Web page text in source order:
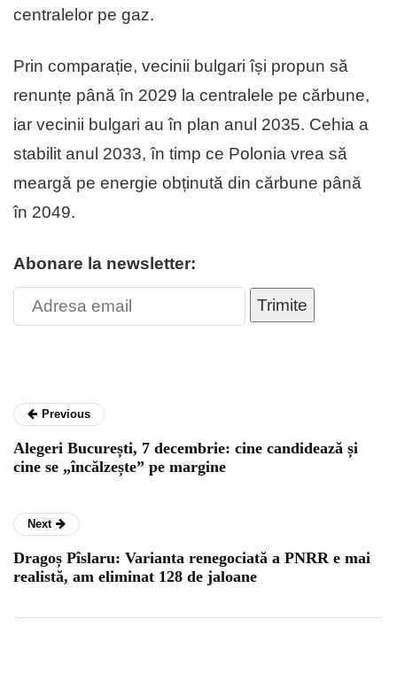
centralelor pe gaz.
Prin comparație, vecinii bulgari își propun să
renunțe până în 2029 la centralele pe cărbune,
iar vecinii bulgari au în plan anul 2035. Cehia a
stabilit anul 2033, în timp ce Polonia vrea să
meargă pe energie obținută din cărbune până
în 2049.
Abonare la newsletter:
Trimite
Previous
Alegeri București, 7 decembrie: cine candidează și
cine se „încălzește” pe margine
Next
Dragoș Pîslaru: Varianta renegociată a PNRR e mai
realistă, am eliminat 128 de jaloane